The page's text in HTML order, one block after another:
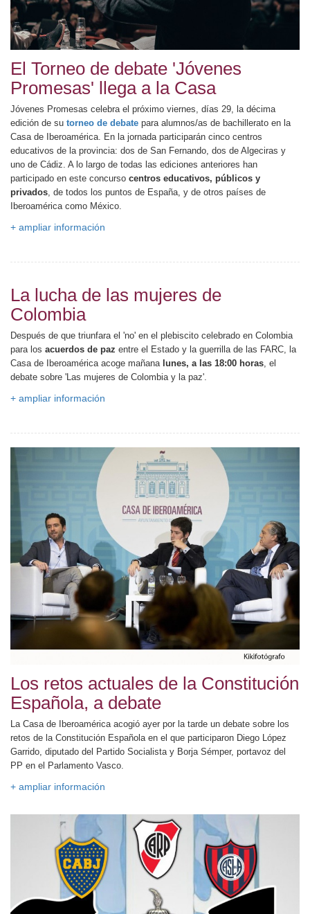
El Torneo de debate 'Jóvenes
Promesas' llega a la Casa
Jóvenes Promesas celebra el próximo viernes, días 29, la décima
edición de su torneo de debate para alumnos/as de bachillerato en la
Casa de Iberoamérica. En la jornada participarán cinco centros
educativos de la provincia: dos de San Fernando, dos de Algeciras y
uno de Cádiz. A lo largo de todas las ediciones anteriores han
participado en este concurso centros educativos, públicos y
privados, de todos los puntos de España, y de otros países de
Iberoamérica como México.
+ ampliar información
La lucha de las mujeres de
Colombia
Después de que triunfara el 'no' en el plebiscito celebrado en Colombia
para los acuerdos de paz entre el Estado y la guerrilla de las FARC, la
Casa de Iberoamérica acoge mañana lunes, a las 18:00 horas, el
debate sobre 'Las mujeres de Colombia y la paz'.
+ ampliar información
Los retos actuales de la Constitución
Española, a debate
La Casa de Iberoamérica acogió ayer por la tarde un debate sobre los
retos de la Constitución Española en el que participaron Diego López
Garrido, diputado del Partido Socialista y Borja Sémper, portavoz del
PP en el Parlamento Vasco.
+ ampliar información